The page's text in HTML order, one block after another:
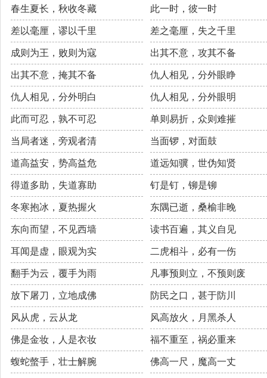
春生夏长，秋收冬藏 此一时，彼一时
差以毫厘，谬以千里 差之毫厘，失之千里
成则为王，败则为寇 出其不意，攻其不备
出其不意，掩其不备 仇人相见，分外眼睁
仇人相见，分外明白 仇人相见，分外眼明
此而可忍，孰不可忍 单则易折，众则难摧
当局者迷，旁观者清 当面锣，对面鼓
道高益安，势高益危 道远知骥，世伪知贤
得道多助，失道寡助 钉是钉，铆是铆
冬寒抱冰，夏热握火 东隅已逝，桑榆非晚
东向而望，不见西墙 读书百遍，其义自见
耳闻是虚，眼观为实 二虎相斗，必有一伤
翻手为云，覆手为雨 凡事预则立，不预则废
放下屠刀，立地成佛 防民之口，甚于防川
风从虎，云从龙 风高放火，月黑杀人
佛是金妆，人是衣妆 福不重至，祸必重来
蝮蛇螫手，壮士解腕 佛高一尺，魔高一丈